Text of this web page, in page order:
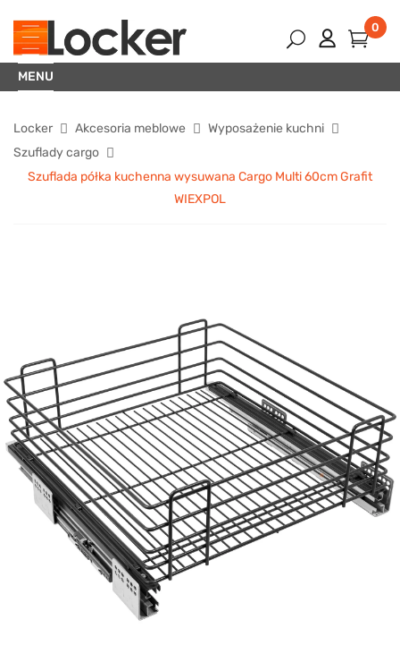
0
MENU
Locker Akcesoria meblowe
Wyposażenie kuchni
Szuflady cargo
Szuflada półka kuchenna wysuwana Cargo Multi 60cm Grafit
WIEXPOL